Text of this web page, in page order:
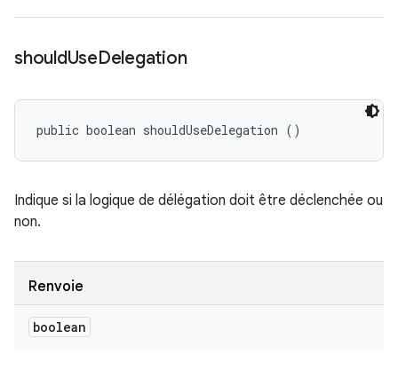
shouldUseDelegation
public boolean shouldUseDelegation ()
Indique si la logique de délégation doit être déclenchée ou
non.
Renvoie
boolean